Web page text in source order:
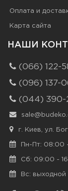
Оплата и
Карта сайта
НАШИ
(066) 122-
(096) 137-
(044) 390-
г. Киев, ул.
Пн-Пт: 08:00
Сб: 09:00 -
Вс: выходной